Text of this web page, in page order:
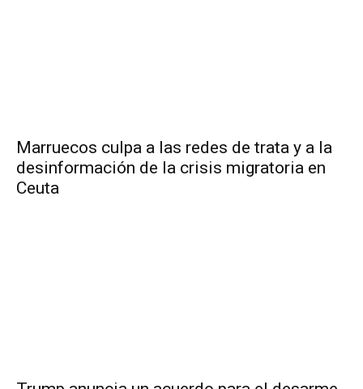
Marruecos culpa a las redes de trata y a la
desinformación de la crisis migratoria en
Ceuta